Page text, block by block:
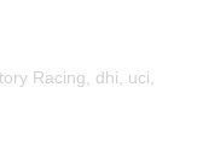
Racing dhi uci